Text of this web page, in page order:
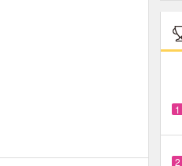
1
2